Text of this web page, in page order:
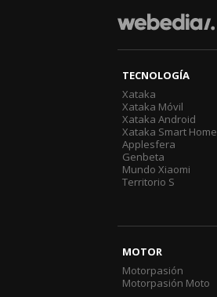
TECNOLOGÍA
Xataka
Xataka Móvil
Xataka Android
Xataka Smart Home
Applesfera
Genbeta
Mundo Xiaomi
Territorio S
MOTOR
Motorpasión
Motorpasión Moto